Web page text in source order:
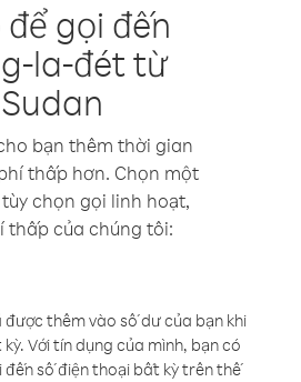
để gọi đến
la-đét từ
Sudan
bạn thêm thời gian
thấp hơn. Chọn một
chọn gọi linh hoạt,
thấp của chúng tôi:
thêm vào số dư của bạn khi
Với tín dụng của mình, bạn có
số điện thoại bất kỳ trên thế